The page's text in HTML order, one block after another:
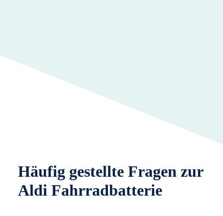
Häufig gestellte Fragen zur
Aldi Fahrradbatterie